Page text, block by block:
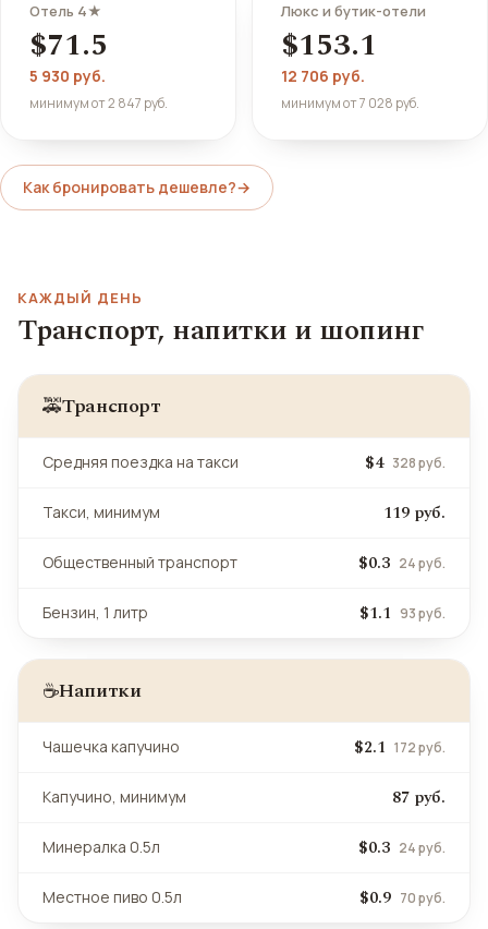
Отель 4★
$71.5
5 930 руб.
минимум от 2 847 руб.
Люкс и бутик-отели
$153.1
12 706 руб.
минимум от 7 028 руб.
Как бронировать дешевле?→
КАЖДЫЙ ДЕНЬ
Транспорт, напитки и шопинг
🚕Транспорт
Средняя поездка на такси $4 328 руб.
Такси, минимум 119 руб.
Общественный транспорт $0.3 24 руб.
Бензин, 1 литр $1.1 93 руб.
☕Напитки
Чашечка капучино $2.1 172 руб.
Капучино, минимум 87 руб.
Минералка 0.5л $0.3 24 руб.
Местное пиво 0.5л $0.9 70 руб.